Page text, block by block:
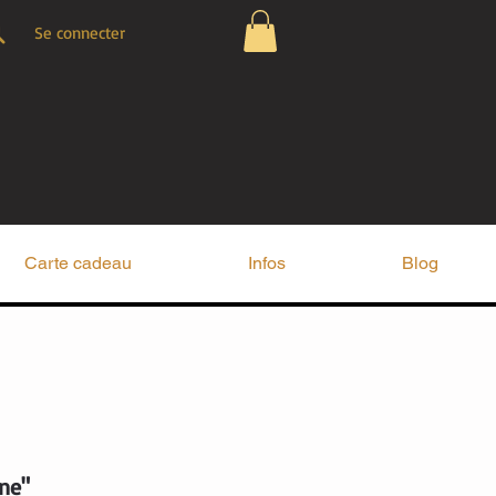
Carte cadeau Infos Blog
Se connecter